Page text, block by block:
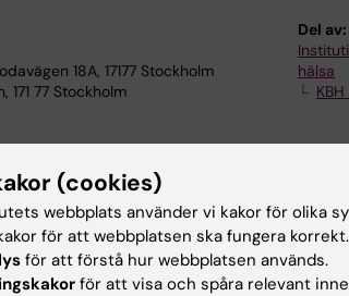
18A, 17177 Stockholm
77 Stockholm
Del av:
hälsa
Kontakta
(cookies)
webbplats använder vi kakor för olika
för att webbplatsen ska fungera korrekt.
för att förstå hur webbplatsen används.
för att visa och spåra relevant